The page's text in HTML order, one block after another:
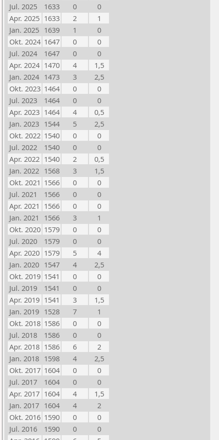
Jul. 2025
1633 0
0
Apr. 2025 1633 2
1
Jan. 2025 1639 1
0
Okt. 2024 1647 0
0
Jul. 2024
1647 0
0
Apr. 2024 1470 4
1,5
Jan. 2024 1473 3
2,5
Okt. 2023 1464 0
0
Jul. 2023
1464 0
0
Apr. 2023 1464 4
0,5
Jan. 2023 1544 5
2,5
Okt. 2022 1540 0
0
Jul. 2022
1540 0
0
Apr. 2022 1540 2
0,5
Jan. 2022 1568 3
1,5
Okt. 2021 1566 0
0
Jul. 2021
1566 0
0
Apr. 2021 1566 0
0
Jan. 2021
1566 3
1
Okt. 2020 1579 0
0
Jul. 2020
1579 0
0
Apr. 2020 1579 5
4
Jan. 2020 1547 4
2,5
Okt. 2019 1541 0
0
Jul. 2019
1541 0
0
Apr. 2019 1541 3
1,5
Jan. 2019 1528 7
1
Okt. 2018 1586 0
0
Jul. 2018
1586 0
0
Apr. 2018 1586 6
2
Jan. 2018 1598 4
2,5
Okt. 2017 1604 0
0
Jul. 2017
1604 0
0
Apr. 2017 1604 4
1,5
Jan. 2017 1604 4
2
Okt. 2016 1590 0
0
Jul. 2016
1590 0
0